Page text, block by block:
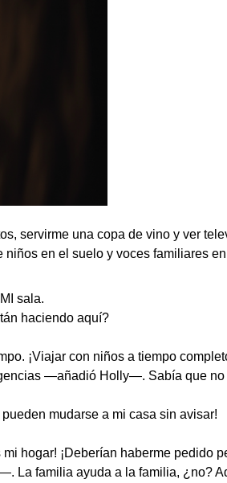
servirme una copa de vino y ver
en el suelo y voces familiares
sala.
haciendo aquí?
¡Viajar con niños a tiempo
—añadió Holly—. Sabía que no
mudarse a mi casa sin avisar!
hogar! ¡Deberían haberme pedido
familia ayuda a la familia, ¿no?